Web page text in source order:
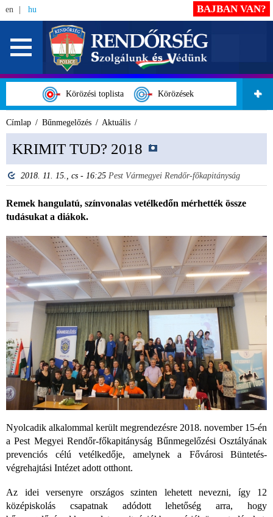
en hu
Körözési toplista Körözések
BAJBAN VAN?
Címlap Bűnmegelőzés Aktuális
KRIMIT TUD? 2018
2018. 11. 15., cs - 16:25 Pest Vármegyei Rendőr-főkapitányság
Remek hangulatú, színvonalas vetélkedőn mérhették össze
tudásukat a diákok.
Nyolcadik alkalommal került megrendezésre 2018. november 15-én
a Pest Megyei Rendőr-főkapitányság Bűnmegelőzési Osztályának
prevenciós célú vetélkedője, amelynek a Fővárosi Büntetés-
végrehajtási Intézet adott otthont.
Az idei versenyre országos szinten lehetett nevezni, így 12
középiskolás csapatnak adódott lehetőség arra, hogy